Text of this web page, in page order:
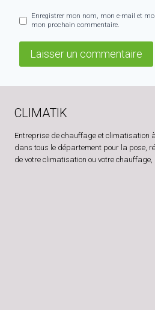
Enregistrer mon nom, mon e-mail et
mon prochain commentaire.
CLIMATIK
Entreprise de chauffage et climatisation
dans tous le département pour la pose,
de votre climatisation ou votre